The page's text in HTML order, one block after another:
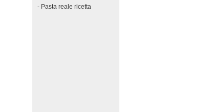
- Pasta reale ricetta